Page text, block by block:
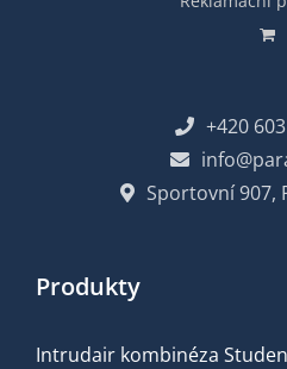
+420
Sportovní 907,
Produkty
Intrudair kombinéza